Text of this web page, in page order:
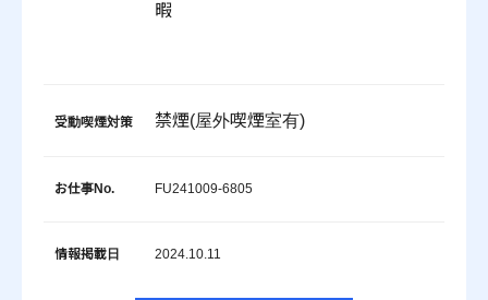
暇
受動喫煙対策 禁煙(屋外喫煙室有)
お仕事No. FU241009-6805
情報掲載日 2024.10.11